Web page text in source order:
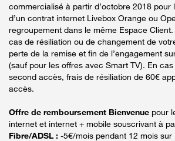
commercialisé à partir d’octobre 2018 pour
d’un contrat internet Livebox Orange ou
regroupement dans le même Espace
cas de résiliation ou de changement de
perte de la remise et fin de l’engagement
(sauf pour les offres avec Smart TV). En
second accès, frais de résiliation de 60€
accès.
Offre de remboursement Bienvenue pour
internet et internet + mobile souscrivant à
Fibre/ADSL : -5€/mois pendant 12 mois sur